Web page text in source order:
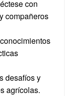
con
compañeros
desafíos y
agrícolas.